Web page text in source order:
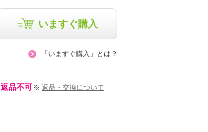
いますぐ購入
「いますぐ購入」とは？
返品不可 ※ 返品・交換について